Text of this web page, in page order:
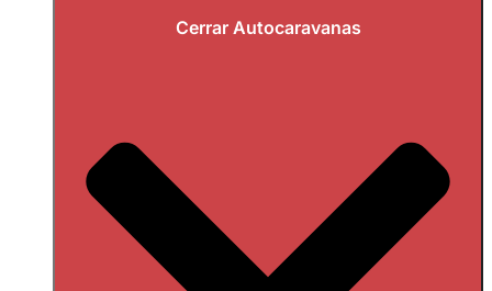
Cerrar Autocaravanas